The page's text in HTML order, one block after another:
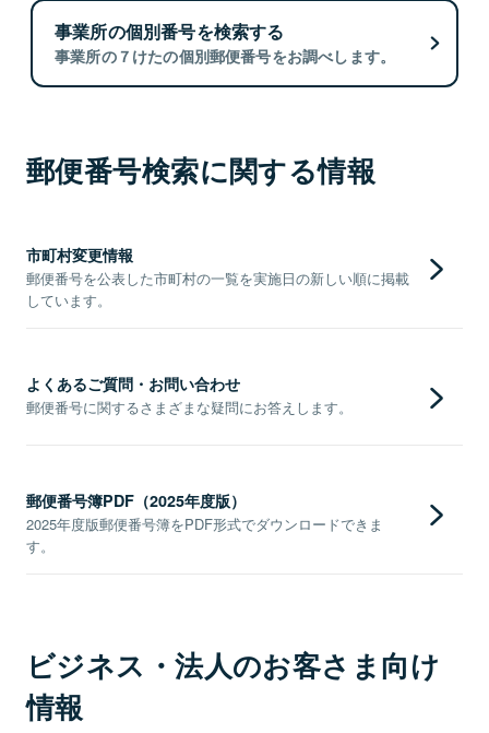
事業所の個別番号を検索する
事業所の７けたの個別郵便番号をお調べします。
郵便番号検索に関する情報
市町村変更情報
郵便番号を公表した市町村の一覧を実施日の新しい順に掲載
しています。
よくあるご質問・お問い合わせ
郵便番号に関するさまざまな疑問にお答えします。
郵便番号簿PDF（2025年度版）
2025年度版郵便番号簿をPDF形式でダウンロードできま
す。
ビジネス・法人のお客さま向け
情報